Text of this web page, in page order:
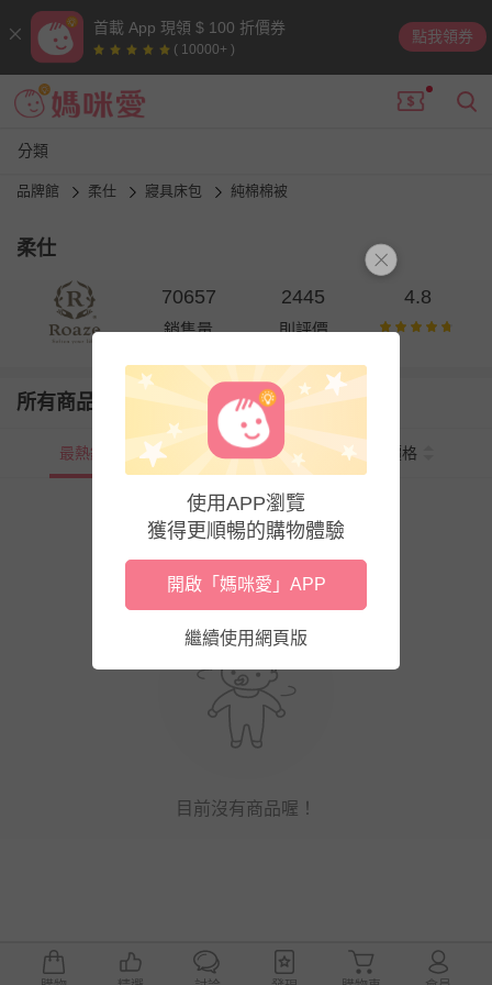
首載 App 現領 $ 100 折價券
( 10000+ )
點我領券
分類
品牌館 柔仕 寢具床包 純棉棉被
柔仕
70657
銷售量
2445
則評價
4.8
所有商品
最熱銷 新上市 價格
目前沒有商品喔！
使用APP瀏覽
獲得更順暢的購物體驗
開啟「媽咪愛」APP
繼續使用網頁版